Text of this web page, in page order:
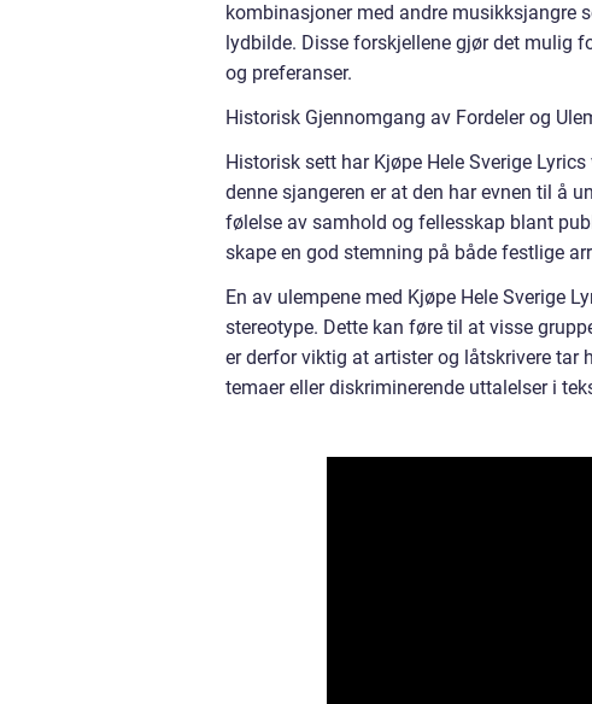
kombinasjoner med andre musikksjangre
lydbilde. Disse forskjellene gjør det mulig
og preferanser.
Historisk Gjennomgang av Fordeler og
Historisk sett har Kjøpe Hele Sverige
denne sjangeren er at den har evnen til å
følelse av samhold og fellesskap blant
skape en god stemning på både festlige
En av ulempene med Kjøpe Hele Sverige
stereotype. Dette kan føre til at visse
er derfor viktig at artister og låtskrivere tar
temaer eller diskriminerende uttalelser i